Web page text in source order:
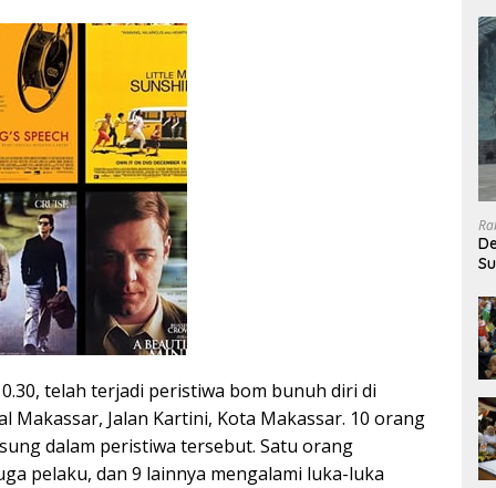
telah terjadi peristiwa bom bunuh diri di
Makassar, Jalan Kartini, Kota Makassar. 10 orang
dalam peristiwa tersebut. Satu orang
pelaku, dan 9 lainnya mengalami luka-luka